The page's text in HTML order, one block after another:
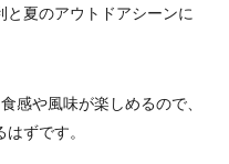
夏のアウトドアシーンに
感や風味が楽しめるので、
ずです。